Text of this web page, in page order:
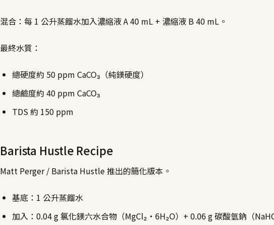
混合：每 1 公升蒸餾水加入濃縮液 A 40 mL + 濃縮液 B 40 mL。
最終水質：
總硬度約 50 ppm CaCO₃（純鎂硬度）
總鹼度約 40 ppm CaCO₃
TDS 約 150 ppm
Barista Hustle Recipe
Matt Perger / Barista Hustle 推出的簡化版本。
基底：1 公升蒸餾水
加入：0.04 g 氯化鎂六水合物（MgCl₂・6H₂O）+ 0.06 g 碳酸氫鈉（